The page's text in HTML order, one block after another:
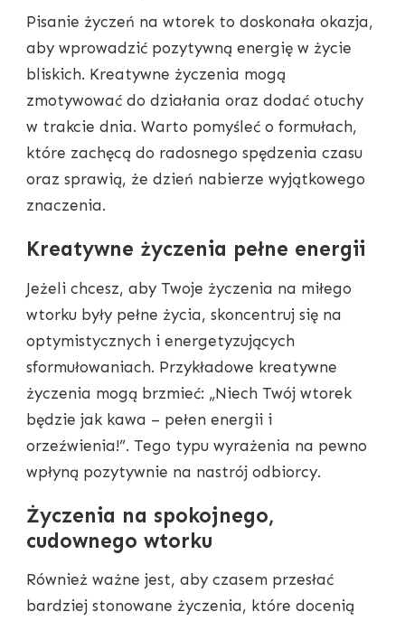
Pisanie życzeń na wtorek to doskonała okazja,
aby wprowadzić pozytywną energię w życie
bliskich. Kreatywne życzenia mogą
zmotywować do działania oraz dodać otuchy
w trakcie dnia. Warto pomyśleć o formułach,
które zachęcą do radosnego spędzenia czasu
oraz sprawią, że dzień nabierze wyjątkowego
znaczenia.
Kreatywne życzenia pełne energii
Jeżeli chcesz, aby Twoje życzenia na miłego
wtorku były pełne życia, skoncentruj się na
optymistycznych i energetyzujących
sformułowaniach. Przykładowe kreatywne
życzenia mogą brzmieć: „Niech Twój wtorek
będzie jak kawa – pełen energii i
orzeźwienia!”. Tego typu wyrażenia na pewno
wpłyną pozytywnie na nastrój odbiorcy.
Życzenia na spokojnego,
cudownego wtorku
Również ważne jest, aby czasem przesłać
bardziej stonowane życzenia, które docenią